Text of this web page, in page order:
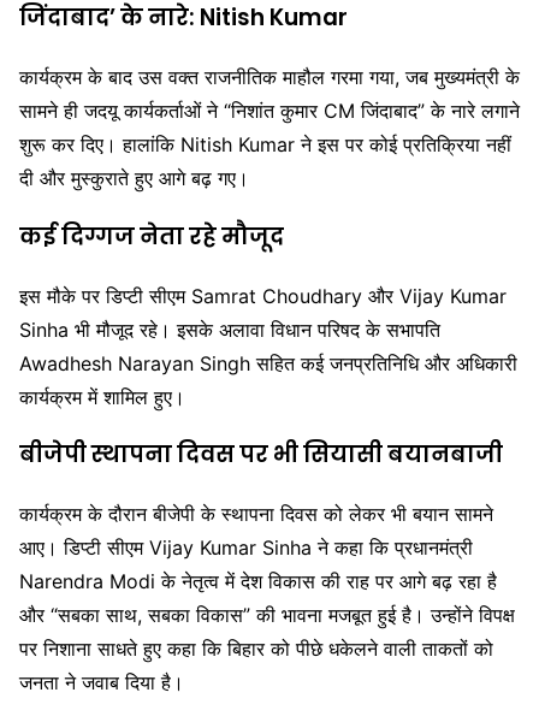
जिंदाबाद’ के नारे: Nitish Kumar
कार्यक्रम के बाद उस वक्त राजनीतिक माहौल गरमा गया, जब मुख्यमंत्री के
सामने ही जदयू कार्यकर्ताओं ने “निशांत कुमार CM जिंदाबाद” के नारे लगाने
शुरू कर दिए। हालांकि Nitish Kumar ने इस पर कोई प्रतिक्रिया नहीं
दी और मुस्कुराते हुए आगे बढ़ गए।
कई दिग्गज नेता रहे मौजूद
इस मौके पर डिप्टी सीएम Samrat Choudhary और Vijay Kumar
Sinha भी मौजूद रहे। इसके अलावा विधान परिषद के सभापति
Awadhesh Narayan Singh सहित कई जनप्रतिनिधि और अधिकारी
कार्यक्रम में शामिल हुए।
बीजेपी स्थापना दिवस पर भी सियासी बयानबाजी
कार्यक्रम के दौरान बीजेपी के स्थापना दिवस को लेकर भी बयान सामने
आए। डिप्टी सीएम Vijay Kumar Sinha ने कहा कि प्रधानमंत्री
Narendra Modi के नेतृत्व में देश विकास की राह पर आगे बढ़ रहा है
और “सबका साथ, सबका विकास” की भावना मजबूत हुई है। उन्होंने विपक्ष
पर निशाना साधते हुए कहा कि बिहार को पीछे धकेलने वाली ताकतों को
जनता ने जवाब दिया है।